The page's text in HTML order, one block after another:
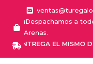
¡Despachamos a
Arenas.
¡ENTREGA EL